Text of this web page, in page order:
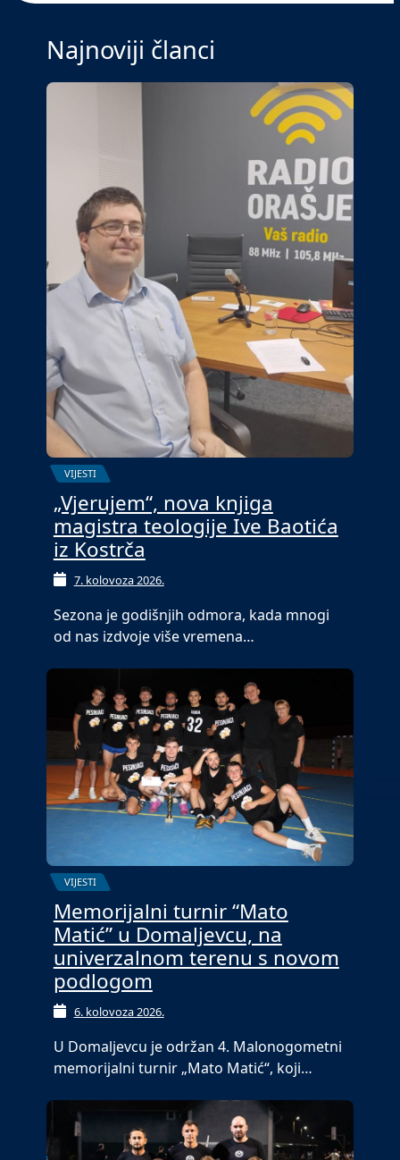
Najnoviji članci
VIJESTI
„Vjerujem“, nova knjiga
magistra teologije Ive Baotića
iz Kostrča
7. kolovoza 2026.
Sezona je godišnjih odmora, kada mnogi
od nas izdvoje više vremena…
VIJESTI
Memorijalni turnir “Mato
Matić” u Domaljevcu, na
univerzalnom terenu s novom
podlogom
6. kolovoza 2026.
U Domaljevcu je održan 4. Malonogometni
memorijalni turnir „Mato Matić“, koji…